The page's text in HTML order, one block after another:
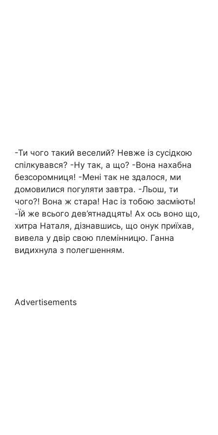
-Ти чого такий веселий? Невже із сусідкою
спілкувався? -Ну так, а що? -Вона нахабна
безсоромниця! -Мені так не здалося, ми
домовилися погуляти завтра. -Льош, ти
чого?! Вона ж стара! Нас із тобою засміють!
-Їй же всього дев’ятнадцять! Ах ось воно що,
хитра Наталя, дізнавшись, що онук приїхав,
вивела у двір свою племінницю. Ганна
видихнула з полегшенням.
Advertisements